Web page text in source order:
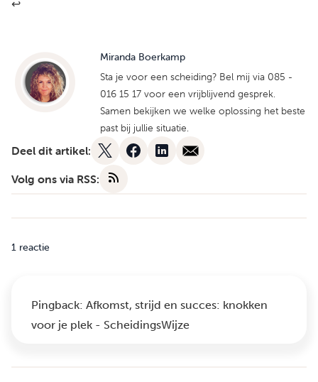
↩︎
Miranda Boerkamp
Sta je voor een scheiding? Bel mij via 085 -
016 15 17 voor een vrijblijvend gesprek.
Samen bekijken we welke oplossing het beste
past bij jullie situatie.
Deel dit artikel:
Volg ons via RSS:
1 reactie
Pingback: Afkomst, strijd en succes: knokken
voor je plek - ScheidingsWijze